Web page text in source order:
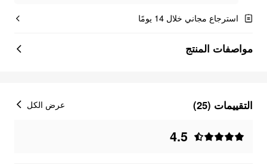
استرجاع مجاني خلال 14 يومًا
مواصفات المنتج
التقييمات (25)
4.5
عرض الكل